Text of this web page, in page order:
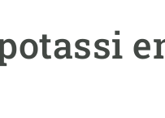
Soluciones